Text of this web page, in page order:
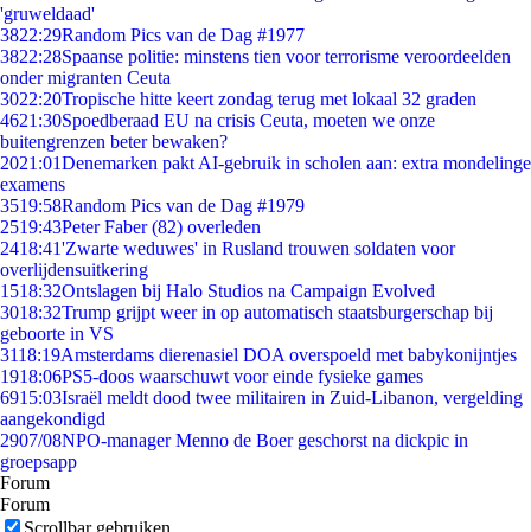
'gruweldaad'
3822:29Random Pics van de Dag #1977
3822:28Spaanse politie: minstens tien voor terrorisme veroordeelden
onder migranten Ceuta
3022:20Tropische hitte keert zondag terug met lokaal 32 graden
4621:30Spoedberaad EU na crisis Ceuta, moeten we onze
buitengrenzen beter bewaken?
2021:01Denemarken pakt AI-gebruik in scholen aan: extra mondelinge
examens
3519:58Random Pics van de Dag #1979
2519:43Peter Faber (82) overleden
2418:41'Zwarte weduwes' in Rusland trouwen soldaten voor
overlijdensuitkering
1518:32Ontslagen bij Halo Studios na Campaign Evolved
3018:32Trump grijpt weer in op automatisch staatsburgerschap bij
geboorte in VS
3118:19Amsterdams dierenasiel DOA overspoeld met babykonijntjes
1918:06PS5-doos waarschuwt voor einde fysieke games
6915:03Israël meldt dood twee militairen in Zuid-Libanon, vergelding
aangekondigd
2907/08NPO-manager Menno de Boer geschorst na dickpic in
groepsapp
Forum
Forum
Scrollbar gebruiken